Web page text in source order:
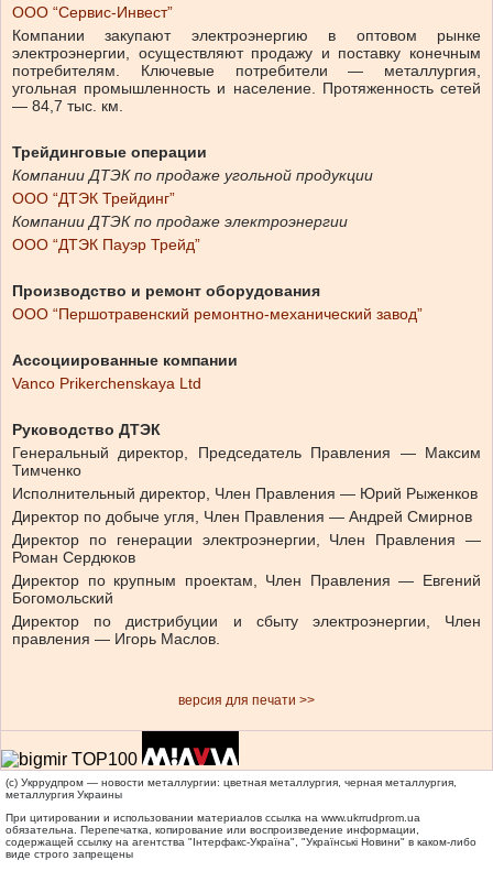
ООО “Сервис-Инвест”
Компании закупают электроэнергию в оптовом рынке
электроэнергии, осуществляют продажу и поставку конечным
потребителям. Ключевые потребители — металлургия,
угольная промышленность и население. Протяженность сетей
— 84,7 тыс. км.
Трейдинговые операции
Компании ДТЭК по продаже угольной продукции
ООО “ДТЭК Трейдинг”
Компании ДТЭК по продаже электроэнергии
ООО “ДТЭК Пауэр Трейд”
Производство и ремонт оборудования
ООО “Першотравенский ремонтно-механический завод”
Ассоциированные компании
Vanco Prikerchenskaya Ltd
Руководство ДТЭК
Генеральный директор, Председатель Правления — Максим
Тимченко
Исполнительный директор, Член Правления — Юрий Рыженков
Директор по добыче угля, Член Правления — Андрей Cмирнов
Директор по генерации электроэнергии, Член Правления —
Роман Сердюков
Директор по крупным проектам, Член Правления — Евгений
Богомольский
Директор по дистрибуции и сбыту электроэнергии, Член
правления — Игорь Маслов.
версия для печати >>
(c) Укррудпром — новости металлургии: цветная металлургия, черная металлургия,
металлургия Украины
При цитировании и использовании материалов ссылка на www.ukrrudprom.ua
обязательна. Перепечатка, копирование или воспроизведение информации,
содержащей ссылку на агентства "Iнтерфакс-Україна", "Українськi Новини" в каком-либо
виде строго запрещены